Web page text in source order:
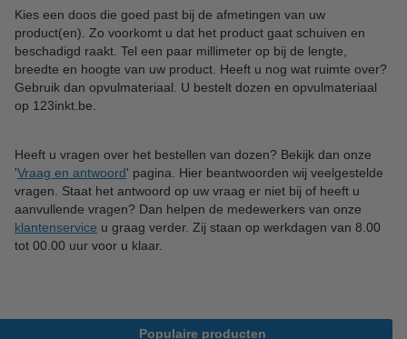
Kies een doos die goed past bij de afmetingen van uw
product(en). Zo voorkomt u dat het product gaat schuiven en
beschadigd raakt. Tel een paar millimeter op bij de lengte,
breedte en hoogte van uw product. Heeft u nog wat ruimte over?
Gebruik dan opvulmateriaal. U bestelt dozen en opvulmateriaal
op 123inkt.be.
Heeft u vragen over het bestellen van dozen? Bekijk dan onze
'Vraag en antwoord' pagina. Hier beantwoorden wij veelgestelde
vragen. Staat het antwoord op uw vraag er niet bij of heeft u
aanvullende vragen? Dan helpen de medewerkers van onze
klantenservice u graag verder. Zij staan op werkdagen van 8.00
tot 00.00 uur voor u klaar.
Populaire producten